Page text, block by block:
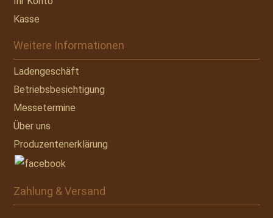
Kasse
Weitere Informationen
Ladengeschäft
Betriebsbesichtigung
Messetermine
Über uns
Produzentenerklärung
Zahlung & Versand